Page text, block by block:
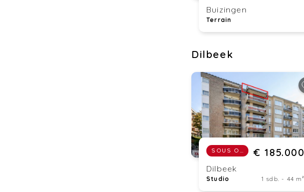
Buizingen
Terrain
Dilbeek
SOUS OPTION € 185.000
Dilbeek
Studio 1 sdb. - 44 m²